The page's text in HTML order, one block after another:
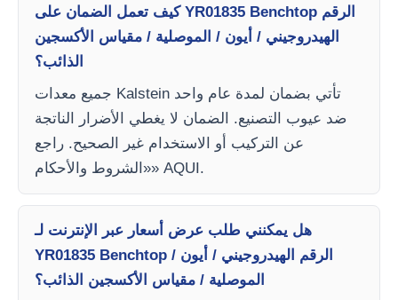
كيف تعمل الضمان على YR01835 Benchtop الرقم
الهيدروجيني / أيون / الموصلية / مقياس الأكسجين
الذائب؟
جميع معدات Kalstein تأتي بضمان لمدة عام واحد
ضد عيوب التصنيع. الضمان لا يغطي الأضرار الناتجة
عن التركيب أو الاستخدام غير الصحيح. راجع
«الشروط والأحكام» AQUI.
هل يمكنني طلب عرض أسعار عبر الإنترنت لـ
YR01835 Benchtop الرقم الهيدروجيني / أيون /
الموصلية / مقياس الأكسجين الذائب؟